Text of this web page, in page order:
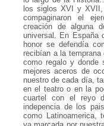
los siglos XVI y
compaginaron el
creación de alguna
universal. En España
honor se defendía
recibían a la
como regalo y donde
mejores aceros de
nuestro de cada día,
en el teatro o en la
cuartel con el reyo
indepencia de los
como Latinoamerica,